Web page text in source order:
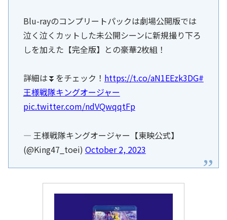
Blu-rayのコンプリートパックは劇場公開版では
泣く泣くカットした未公開シーンに新規撮り下ろ
しを加えた【完全版】との豪華2枚組！
詳細は⏬をチェック！ https://t.co/aN1EEzk3DG#
王様戦隊キングオージャー
pic.twitter.com/ndVQwqqtFp
— 王様戦隊キングオージャー【東映公式】
(@King47_toei) October 2, 2023